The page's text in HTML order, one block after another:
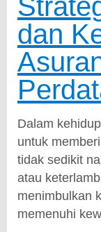
dan
Dalam
untuk
tidak sedikit
atau
menimbulkan
memenuhi